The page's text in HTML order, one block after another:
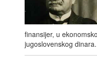
finansijer, u
jugoslovenskog